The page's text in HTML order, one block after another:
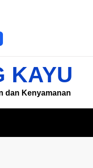
KAYU
dan Kenyamanan